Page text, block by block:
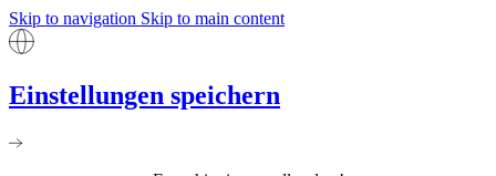
Skip to navigation Skip to main content
Einstellungen speichern